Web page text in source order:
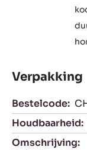
Verpakking
Bestelcode:
Houdbaarheid:
Omschrijving: